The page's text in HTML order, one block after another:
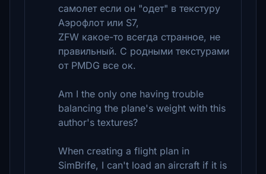
самолет если он "одет" в текстуру
Аэрофлот или S7,
ZFW какое-то всегда странное, не
правильный. С родными текстурами
от PMDG все ок.
Am I the only one having trouble
balancing the plane's weight with this
author's textures?
When creating a flight plan in
SimBrife, I can't load an aircraft if it is